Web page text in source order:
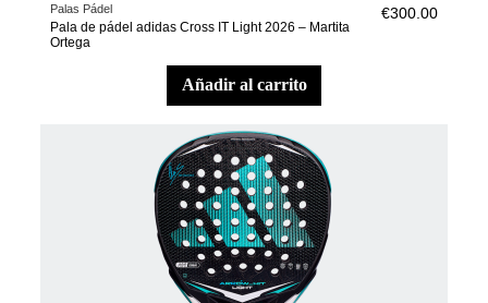
Palas Pádel
Pala de pádel adidas Cross IT Light 2026 – Martita
Ortega
€300.00
añadir al carrito